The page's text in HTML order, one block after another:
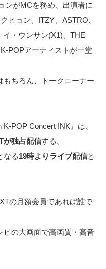
ンがMCを務め、出演者に
ヒョン、ITZY、ASTRO、
・ウンサン(X1)、THE
POPアーティストが一堂
ちろん、トークコーナー
POP Concert INK』は、
が独占配信する。
なる19時よりライブ配信と
の月額会員であれば誰で
ビの大画面で高画質・高音